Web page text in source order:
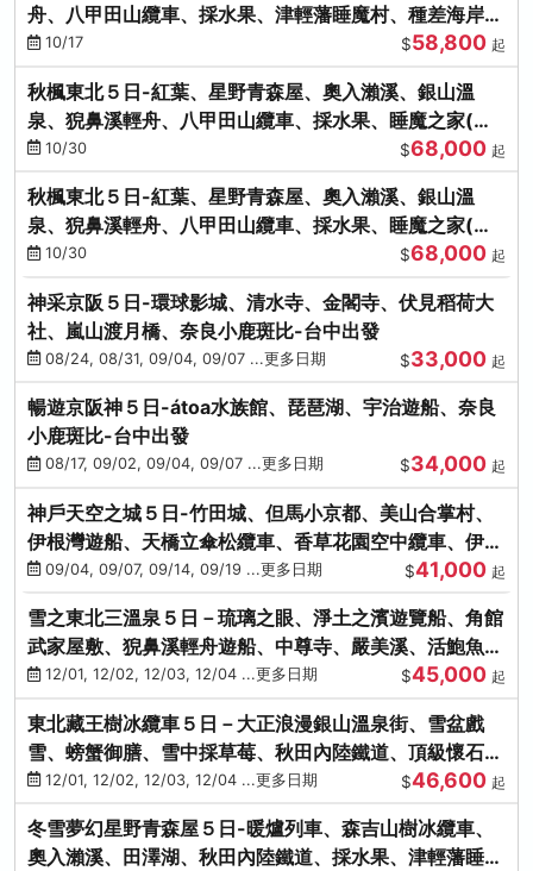
舟、八甲田山纜車、採水果、津輕藩睡魔村、種差海岸
(不進免稅店)
10/17 $58,800 起
秋楓東北５日-紅葉、星野青森屋、奧入瀨溪、銀山溫
泉、猊鼻溪輕舟、八甲田山纜車、採水果、睡魔之家(不
進免稅店)
10/30 $68,000 起
秋楓東北５日-紅葉、星野青森屋、奧入瀨溪、銀山溫
泉、猊鼻溪輕舟、八甲田山纜車、採水果、睡魔之家(不
進免稅店)
10/30 $68,000 起
神采京阪５日-環球影城、清水寺、金閣寺、伏見稻荷大
社、嵐山渡月橋、奈良小鹿斑比-台中出發
08/24, 08/31, 09/04, 09/07 ...更多日期 $33,000 起
暢遊京阪神５日-átoa水族館、琵琶湖、宇治遊船、奈良
小鹿斑比-台中出發
08/17, 09/02, 09/04, 09/07 ...更多日期 $34,000 起
神戶天空之城５日-竹田城、但馬小京都、美山合掌村、
伊根灣遊船、天橋立傘松纜車、香草花園空中纜車、伊勢
龍蝦-台中出發
09/04, 09/07, 09/14, 09/19 ...更多日期 $41,000 起
雪之東北三溫泉５日－琉璃之眼、淨土之濱遊覽船、角館
武家屋敷、猊鼻溪輕舟遊船、中尊寺、嚴美溪、活鮑魚
燒、烤牡蠣、握壽司體驗
12/01, 12/02, 12/03, 12/04 ...更多日期 $45,000 起
東北藏王樹冰纜車５日－大正浪漫銀山溫泉街、雪盆戲
雪、螃蟹御膳、雪中採草莓、秋田內陸鐵道、頂級懷石料
理、松島遊船
12/01, 12/02, 12/03, 12/04 ...更多日期 $46,600 起
冬雪夢幻星野青森屋５日-暖爐列車、森吉山樹冰纜車、
奧入瀨溪、田澤湖、秋田內陸鐵道、採水果、津輕藩睡魔